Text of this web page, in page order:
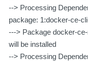
--> Processing
package: 1:docker-ce-
---> Package docker-
will be installed
--> Processing